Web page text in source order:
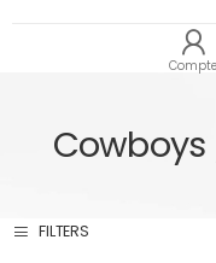
Compte
FILTERS